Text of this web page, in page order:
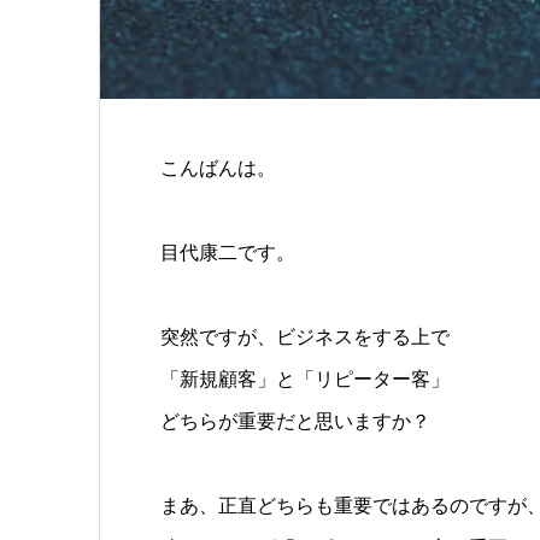
こんばんは。
目代康二です。
突然ですが、ビジネスをする上で
「新規顧客」と「リピーター客」
どちらが重要だと思いますか？
まあ、正直どちらも重要ではあるのですが